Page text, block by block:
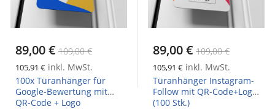
89,00 € 109,00 €
105,91 € inkl. MwSt.
100x Türanhänger für
Google-Bewertung mit
QR-Code + Logo
89,00 € 109,00 €
105,91 € inkl. MwSt.
Türanhänger Instagram-
Follow mit QR-Code+Logo
(100 Stk.)